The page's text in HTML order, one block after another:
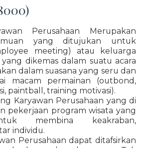
Perusahaan Merupakan
yang ditujukan untuk
meeting) atau keluarga
dikemas dalam suatu acara
dalam suasana yang seru dan
macam permainan (outbond,
paintball, training motivasi).
Karyawan Perusahaan yang di
pekerjaan program wisata yang
membina keakraban,
individu.
Perusahaan dapat ditafsirkan